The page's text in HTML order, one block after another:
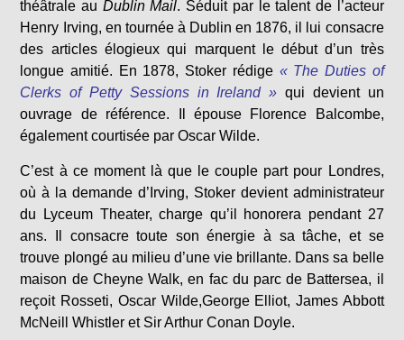
théâtrale au Dublin Mail. Séduit par le talent de l’acteur
Henry Irving, en tournée à Dublin en 1876, il lui consacre
des articles élogieux qui marquent le début d’un très
longue amitié. En 1878, Stoker rédige « The Duties of
Clerks of Petty Sessions in Ireland » qui devient un
ouvrage de référence. Il épouse Florence Balcombe,
également courtisée par Oscar Wilde.
C’est à ce moment là que le couple part pour Londres,
où à la demande d’Irving, Stoker devient administrateur
du Lyceum Theater, charge qu’il honorera pendant 27
ans. Il consacre toute son énergie à sa tâche, et se
trouve plongé au milieu d’une vie brillante. Dans sa belle
maison de Cheyne Walk, en fac du parc de Battersea, il
reçoit Rosseti, Oscar Wilde,George Elliot, James Abbott
McNeill Whistler et Sir Arthur Conan Doyle.